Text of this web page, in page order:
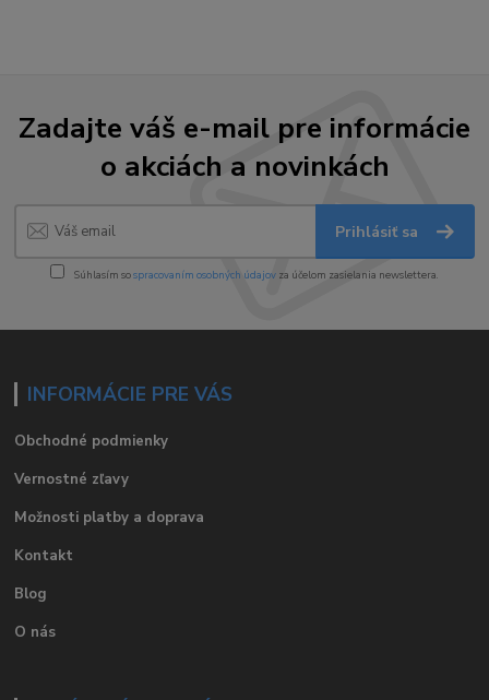
Zadajte váš e-mail pre informácie
o akciách a novinkách
Prihlásiť sa
Súhlasím sospracovaním osobných údajov za účelom zasielania newslettera.
INFORMÁCIE PRE VÁS
Obchodné podmienky
Vernostné zľavy
Možnosti platby a doprava
Kontakt
Blog
O nás